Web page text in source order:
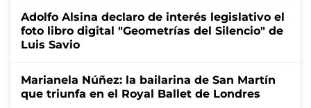
Adolfo Alsina declaro de interés legislativo el
foto libro digital "Geometrías del Silencio" de
Luis Savio
Marianela Núñez: la bailarina de San Martín
que triunfa en el Royal Ballet de Londres